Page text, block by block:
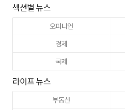
섹션별 뉴스
오피니언
경제
국제
라이프 뉴스
부동산